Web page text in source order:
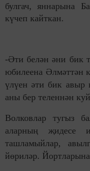
булгач, яннарына
күчеп кайткан.
-Әти белән әни бик
юбилеена Әлмәттән
үлүен әти бик авыр
аны бер теленнән
Волковлар тугыз
аларның җидесе
ташламыйлар,
йөриләр.